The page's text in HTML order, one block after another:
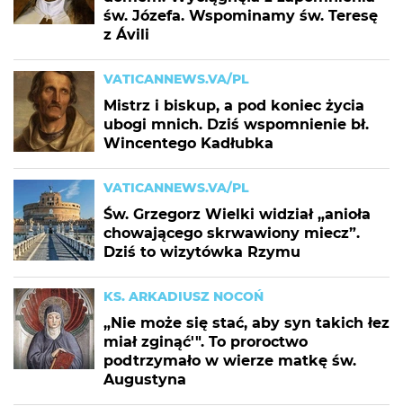
św. Józefa. Wspominamy św. Teresę
z Ávili
VATICANNEWS.VA/PL
Mistrz i biskup, a pod koniec życia
ubogi mnich. Dziś wspomnienie bł.
Wincentego Kadłubka
VATICANNEWS.VA/PL
Św. Grzegorz Wielki widział „anioła
chowającego skrwawiony miecz”.
Dziś to wizytówka Rzymu
KS. ARKADIUSZ NOCOŃ
„Nie może się stać, aby syn takich łez
miał zginąć'". To proroctwo
podtrzymało w wierze matkę św.
Augustyna